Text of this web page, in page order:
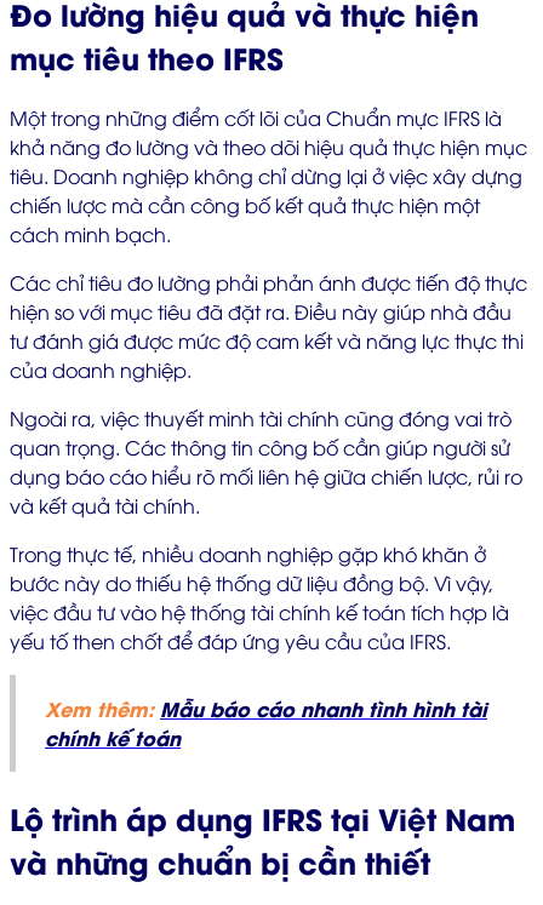
Đo lường hiệu quả và thực hiện
mục tiêu theo IFRS
Một trong những điểm cốt lõi của Chuẩn mực IFRS là
khả năng đo lường và theo dõi hiệu quả thực hiện mục
tiêu. Doanh nghiệp không chỉ dừng lại ở việc xây dựng
chiến lược mà cần công bố kết quả thực hiện một
cách minh bạch.
Các chỉ tiêu đo lường phải phản ánh được tiến độ thực
hiện so với mục tiêu đã đặt ra. Điều này giúp nhà đầu
tư đánh giá được mức độ cam kết và năng lực thực thi
của doanh nghiệp.
Ngoài ra, việc thuyết minh tài chính cũng đóng vai trò
quan trọng. Các thông tin công bố cần giúp người sử
dụng báo cáo hiểu rõ mối liên hệ giữa chiến lược, rủi ro
và kết quả tài chính.
Trong thực tế, nhiều doanh nghiệp gặp khó khăn ở
bước này do thiếu hệ thống dữ liệu đồng bộ. Vì vậy,
việc đầu tư vào hệ thống tài chính kế toán tích hợp là
yếu tố then chốt để đáp ứng yêu cầu của IFRS.
Xem thêm: Mẫu báo cáo nhanh tình hình tài
chính kế toán
Lộ trình áp dụng IFRS tại Việt Nam
và những chuẩn bị cần thiết